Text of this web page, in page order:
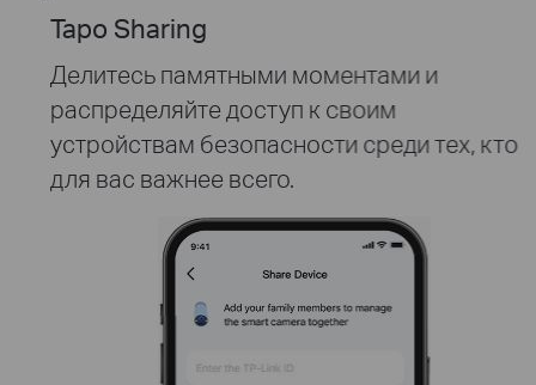
Tapo Sharing
Делитесь памятными моментами и
распределяйте доступ к своим
устройствам безопасности среди тех, кто
для вас важнее всего.